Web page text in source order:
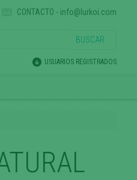
CONTACTO - info@lurkoi.com
USUARIOS REGISTRADOS